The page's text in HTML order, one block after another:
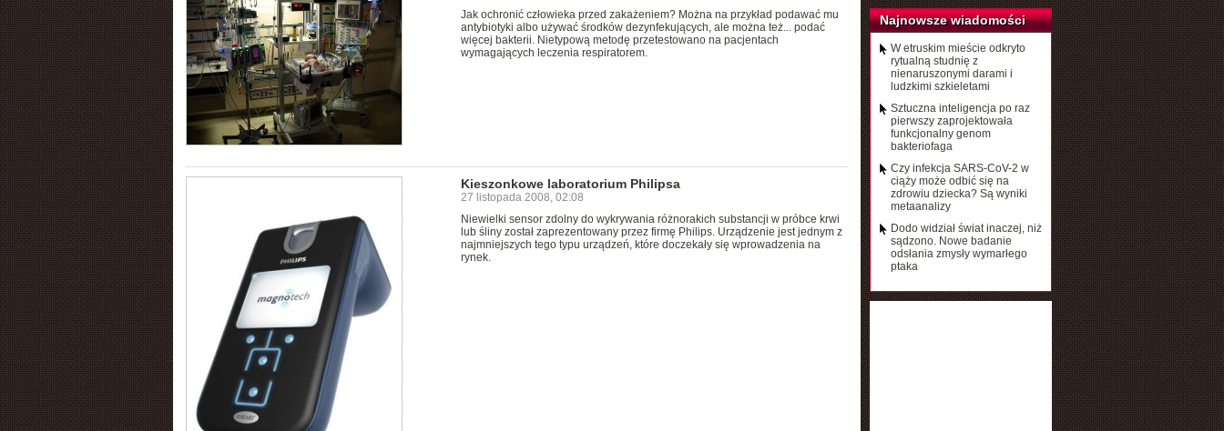
Jak ochronić człowieka przed zakażeniem? Można na przykład podawać mu
antybiotyki albo używać środków dezynfekujących, ale można też... podać
więcej bakterii. Nietypową metodę przetestowano na pacjentach
wymagających leczenia respiratorem.
Kieszonkowe laboratorium Philipsa
27 listopada 2008, 02:08
Niewielki sensor zdolny do wykrywania różnorakich substancji w próbce krwi
lub śliny został zaprezentowany przez firmę Philips. Urządzenie jest jednym z
najmniejszych tego typu urządzeń, które doczekały się wprowadzenia na
rynek.
Najnowsze wiadomości
W etruskim mieście odkryto
rytualną studnię z
nienaruszonymi darami i
ludzkimi szkieletami
Sztuczna inteligencja po raz
pierwszy zaprojektowała
funkcjonalny genom
bakteriofaga
Czy infekcja SARS-CoV-2 w
ciąży może odbić się na
zdrowiu dziecka? Są wyniki
metaanalizy
Dodo widział świat inaczej, niż
sądzono. Nowe badanie
odsłania zmysły wymarłego
ptaka